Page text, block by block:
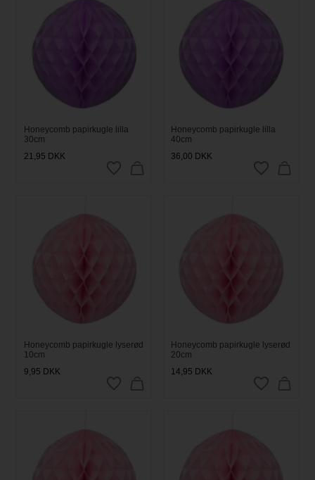
Honeycomb papirkugle lilla
30cm
21,95 DKK
Honeycomb papirkugle lilla
40cm
36,00 DKK
Honeycomb papirkugle lyserød
10cm
9,95 DKK
Honeycomb papirkugle lyserød
20cm
14,95 DKK